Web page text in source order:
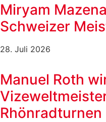
Miryam
Schweizer
28. Juli 2026
Manuel Roth
Rhönradturnen